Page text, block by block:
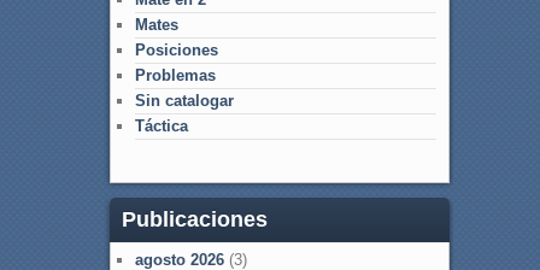
Mates
Posiciones
Problemas
Sin catalogar
Táctica
Publicaciones
agosto 2026(3)